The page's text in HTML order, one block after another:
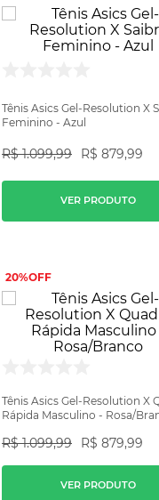
Tênis Asics Gel-Resolution X
Feminino - Azul
R$ 1.099,99 R$ 879,99
VER PRODUTO
20%
Tênis Asics Gel-Resolution X
Rápida Masculino - Rosa/
R$ 1.099,99 R$ 879,99
VER PRODUTO